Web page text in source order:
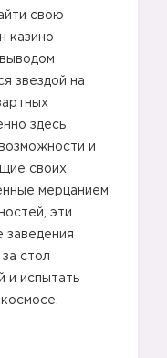
свою
казино
звездой на
здесь
и
своих
мерцанием
эти
заведения
стол
и испытать